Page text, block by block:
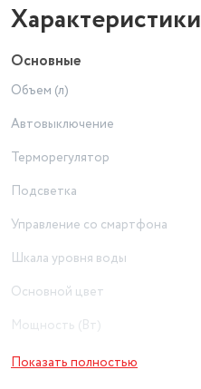
Характеристики
Основные
Объем (л)
Автовыключение
Терморегулятор
Подсветка
Управление со смартфона
Шкала уровня воды
Основной цвет
Мощность (Вт)
Поддержание температуры
Показать полностью